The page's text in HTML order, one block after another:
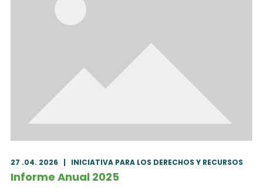
27 .04. 2026 | INICIATIVA PARA LOS DERECHOS Y RECURSOS
Informe Anual 2025